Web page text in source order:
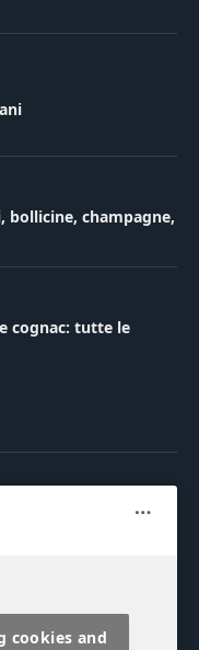
bollicine, champagne,
cognac: tutte le
cookies and